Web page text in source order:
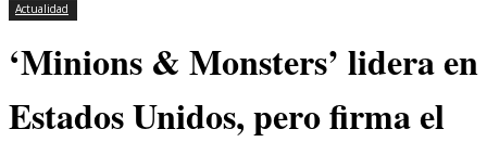
Actualidad
‘Minions & Monsters’ lidera en
Estados Unidos, pero firma el